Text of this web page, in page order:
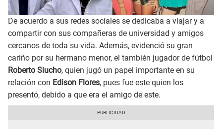
De acuerdo a sus redes sociales se dedicaba a viajar y a
compartir con sus compañeras de universidad y amigos
cercanos de toda su vida. Además, evidenció su gran
cariño por su hermano menor, el también jugador de fútbol
Roberto Siucho, quien jugó un papel importante en su
relación con Edison Flores, pues fue este quien los
presentó, debido a que era el amigo de este.